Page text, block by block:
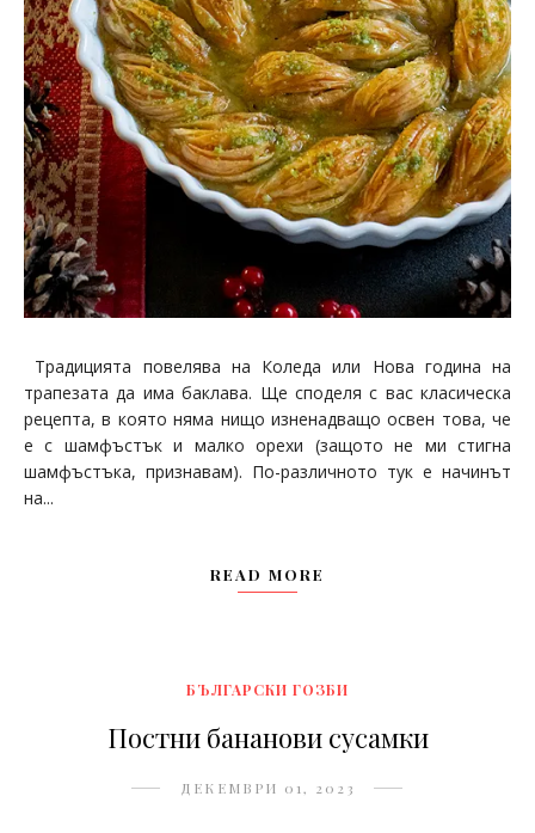
Традицията повелява на Коледа или Нова година на
трапезата да има баклава. Ще споделя с вас класическа
рецепта, в която няма нищо изненадващо освен това, че
е с шамфъстък и малко орехи (защото не ми стигна
шамфъстъка, признавам). По-различното тук е начинът
на...
READ MORE
БЪЛГАРСКИ ГОЗБИ
Постни бананови сусамки
ДЕКЕМВРИ 01, 2023